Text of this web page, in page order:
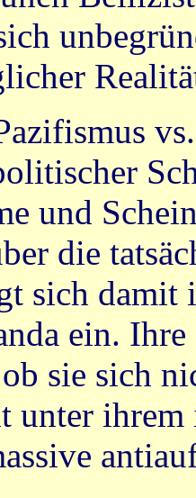
und
die
sich damit
ein.
sie sich
unter